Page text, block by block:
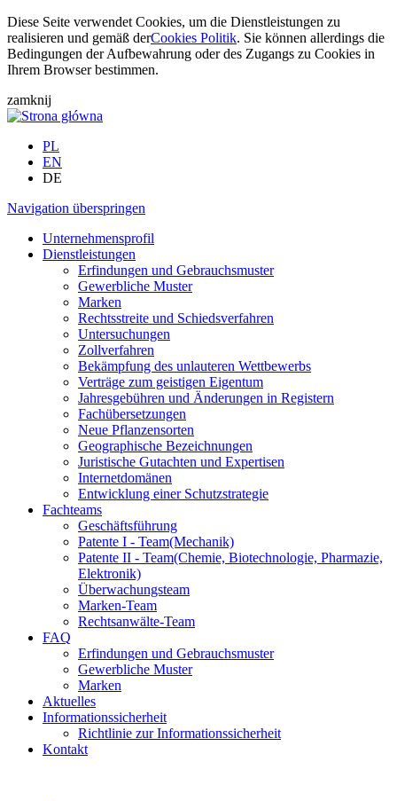
Diese Seite verwendet Cookies, um die Dienstleistungen zu
realisieren und gemäß derCookies Politik. Sie können allerdings die
Bedingungen der Aufbewahrung oder des Zugangs zu Cookies in
Ihrem Browser bestimmen.
zamknij
PL
EN
DE
Navigation überspringen
Unternehmensprofil
Dienstleistungen
Erfindungen und Gebrauchsmuster
Gewerbliche Muster
Marken
Rechtsstreite und Schiedsverfahren
Untersuchungen
Zollverfahren
Bekämpfung des unlauteren Wettbewerbs
Verträge zum geistigen Eigentum
Jahresgebühren und Änderungen in Registern
Fachübersetzungen
Neue Pflanzensorten
Geographische Bezeichnungen
Juristische Gutachten und Expertisen
Internetdomänen
Entwicklung einer Schutzstrategie
Fachteams
Geschäftsführung
Patente I - Team(Mechanik)
Patente II - Team(Chemie, Biotechnologie, Pharmazie,
Elektronik)
Überwachungsteam
Marken-Team
Rechtsanwälte-Team
FAQ
Erfindungen und Gebrauchsmuster
Gewerbliche Muster
Marken
Aktuelles
Informationssicherheit
Richtlinie zur Informationssicherheit
Kontakt